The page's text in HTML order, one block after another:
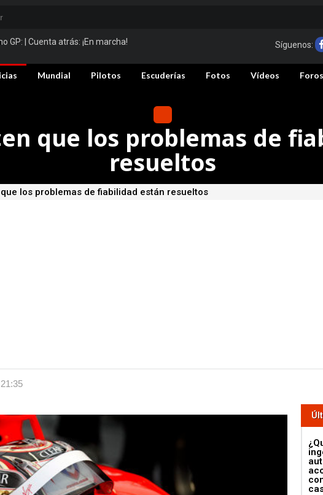
GP: | Cuenta atrás: ¡En marcha! Síguenos:
Mundial Pilotos Escuderías Fotos Vídeos Foros
que los problemas de
resueltos
los problemas de fiabilidad están resueltos